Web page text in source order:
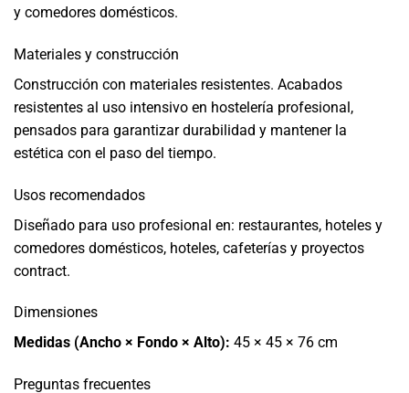
y comedores domésticos.
Materiales y construcción
Construcción con materiales resistentes. Acabados
resistentes al uso intensivo en hostelería profesional,
pensados para garantizar durabilidad y mantener la
estética con el paso del tiempo.
Usos recomendados
Diseñado para uso profesional en: restaurantes, hoteles y
comedores domésticos, hoteles, cafeterías y proyectos
contract.
Dimensiones
Medidas (Ancho × Fondo × Alto): 45 × 45 × 76 cm
Preguntas frecuentes